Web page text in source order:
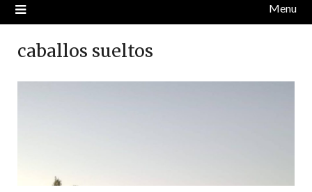
Menu
caballos sueltos